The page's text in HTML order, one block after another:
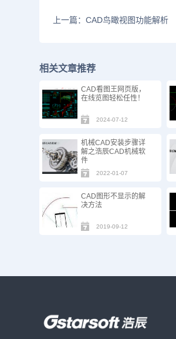
上一篇：CAD鸟瞰视图功能解析
相关文章推荐
CAD看图王网页版，
在线览图轻松任性！
2024-07-12
机械CAD安装步骤详
解之浩辰CAD机械软
件
2022-01-07
CAD图形不显示的解
决方法
2019-09-12